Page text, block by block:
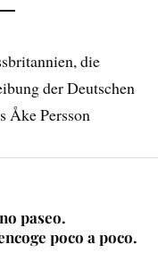
die
der Deutschen
Åke Persson
paseo.
poco a poco.